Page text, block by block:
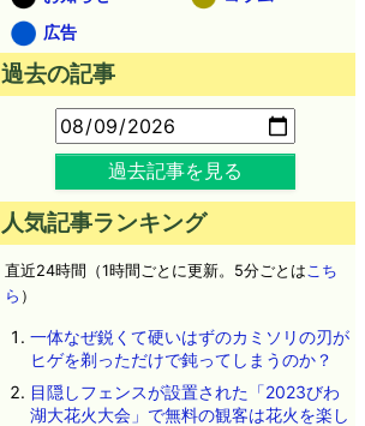
広告
過去の記事
過去記事を見る
人気記事ランキング
直近24時間（1時間ごとに更新。5分ごとはこち
ら ）
一体なぜ鋭くて硬いはずのカミソリの刃が
ヒゲを剃っただけで鈍ってしまうのか？
目隠しフェンスが設置された「2023びわ
湖大花火大会」で無料の観客は花火を楽し